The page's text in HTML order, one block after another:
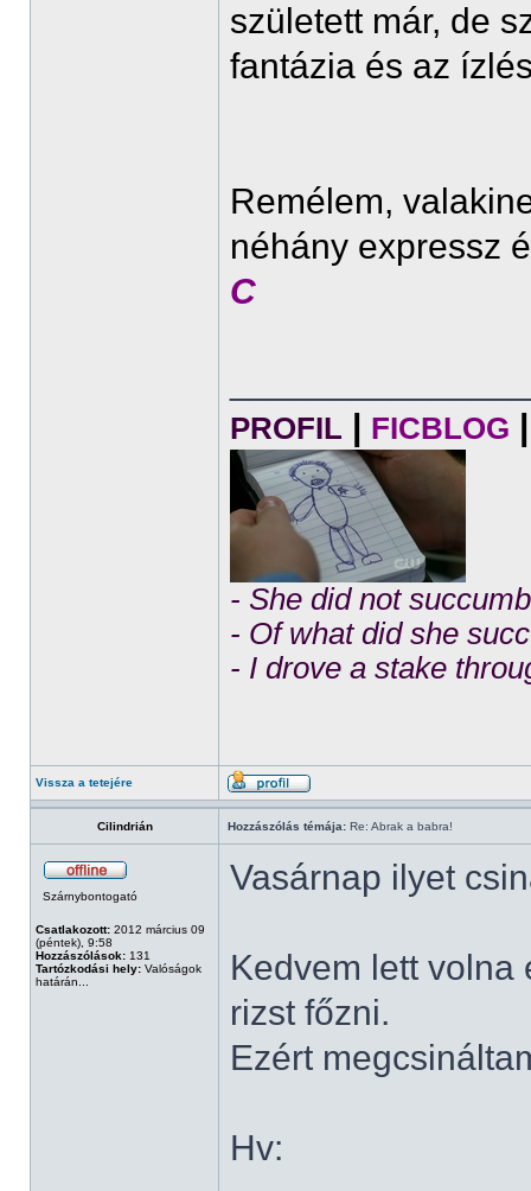
született már, de
fantázia és az
Remélem,
néhány expressz
C
PROFIL | FICBLOG |
- She did not
- Of what did she
- I drove a stake
Vissza a tetejére
Cilindrián Hozzászólás témája: Re: Abrak a babra!
Szárnybontogató
Csatlakozott: 2012 március 09
(péntek), 9:58
Hozzászólások: 131
Tartózkodási hely: Valóságok
határán...
Vasárnap ilyet
Kedvem lett volna
rizst főzni.
Ezért
Hv: